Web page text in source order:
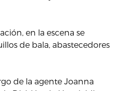
en la escena se
de bala, abastecedores
de la agente Joanna